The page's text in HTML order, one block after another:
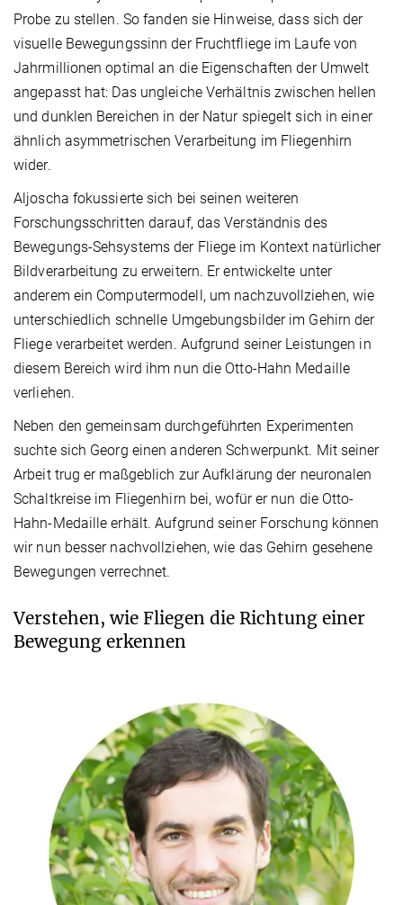
Probe zu stellen. So fanden sie Hinweise, dass sich der
visuelle Bewegungssinn der Fruchtfliege im Laufe von
Jahrmillionen optimal an die Eigenschaften der Umwelt
angepasst hat: Das ungleiche Verhältnis zwischen hellen
und dunklen Bereichen in der Natur spiegelt sich in einer
ähnlich asymmetrischen Verarbeitung im Fliegenhirn
wider.
Aljoscha fokussierte sich bei seinen weiteren
Forschungsschritten darauf, das Verständnis des
Bewegungs-Sehsystems der Fliege im Kontext natürlicher
Bildverarbeitung zu erweitern. Er entwickelte unter
anderem ein Computermodell, um nachzuvollziehen, wie
unterschiedlich schnelle Umgebungsbilder im Gehirn der
Fliege verarbeitet werden. Aufgrund seiner Leistungen in
diesem Bereich wird ihm nun die Otto-Hahn Medaille
verliehen.
Neben den gemeinsam durchgeführten Experimenten
suchte sich Georg einen anderen Schwerpunkt. Mit seiner
Arbeit trug er maßgeblich zur Aufklärung der neuronalen
Schaltkreise im Fliegenhirn bei, wofür er nun die Otto-
Hahn-Medaille erhält. Aufgrund seiner Forschung können
wir nun besser nachvollziehen, wie das Gehirn gesehene
Bewegungen verrechnet.
Verstehen, wie Fliegen die Richtung einer
Bewegung erkennen